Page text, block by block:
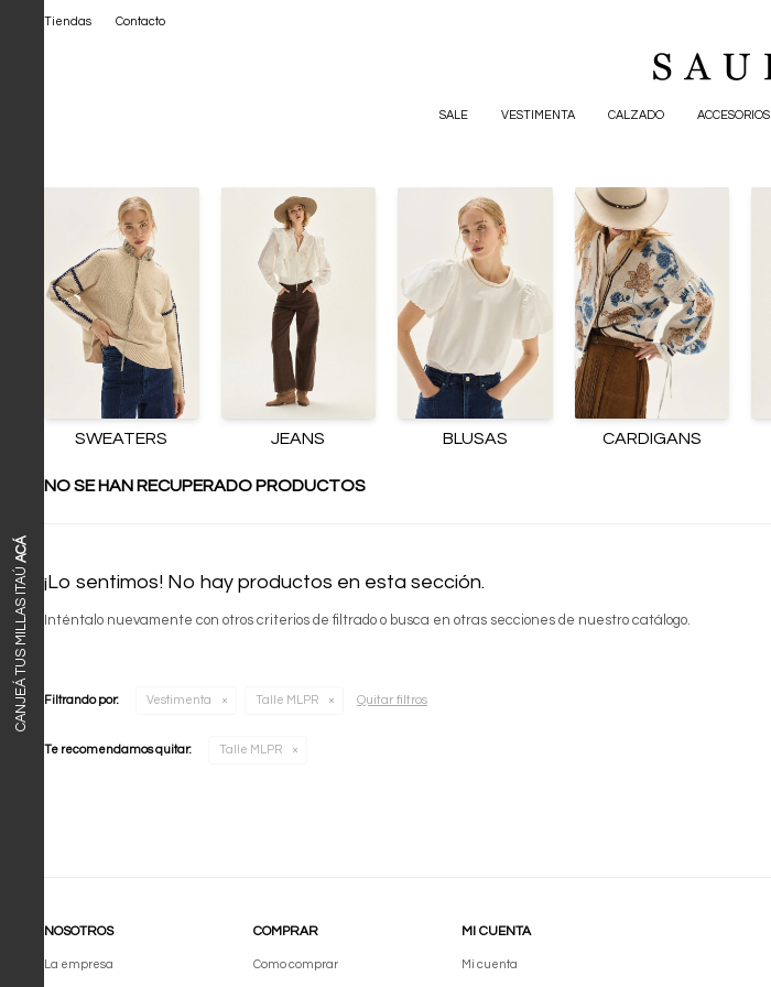
SALE VESTIMENTA CALZADO ACCESORIOS
Tiendas Contacto
CANJEÁ TUS MILLAS ITAÚ
ACÁ
SWEATERS JEANS BLUSAS CARDIGANS
NO SE HAN RECUPERADO PRODUCTOS
¡Lo sentimos! No hay productos en esta sección.
Inténtalo nuevamente con otros criterios de filtrado o busca en otras secciones de nuestro catálogo.
Filtrando por: Vestimenta Talle MLPR Quitar filtros
Te recomendamos quitar: Talle MLPR
NOSOTROS
La empresa
COMPRAR
Como comprar
MI CUENTA
Mi cuenta